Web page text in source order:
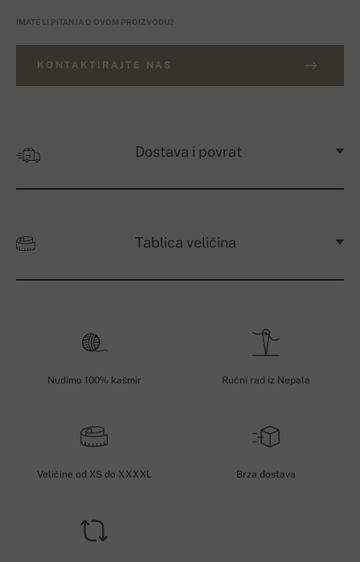
IMATE LI PITANJA O OVOM PROIZVODU?
KONTAKTIRAJTE NAS
Dostava i povrat
Tablica veličina
Nudimo 100% kašmir Ručni rad iz Nepala
Veličine od XS do XXXXL Brza dostava